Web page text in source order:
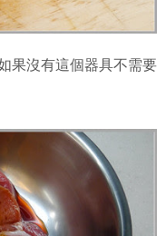
果沒有這個器具不需要